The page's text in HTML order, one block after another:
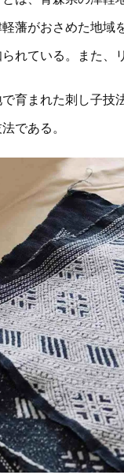
藩がおさめた地域
れている。また、
育まれた刺し子技
である。